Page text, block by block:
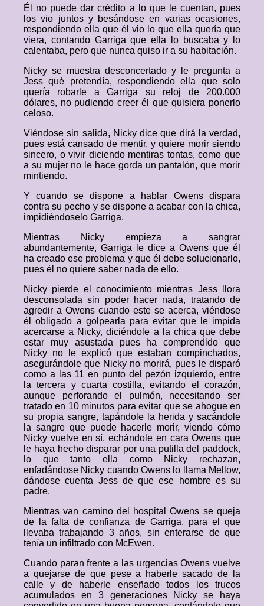
Él no puede dar crédito a lo que le cuentan, pues
los vio juntos y besándose en varias ocasiones,
respondiendo ella que él vio lo que ella quería que
viera, contando Garriga que ella lo buscaba y lo
calentaba, pero que nunca quiso ir a su habitación.
Nicky se muestra desconcertado y le pregunta a
Jess qué pretendía, respondiendo ella que solo
quería robarle a Garriga su reloj de 200.000
dólares, no pudiendo creer él que quisiera ponerlo
celoso.
Viéndose sin salida, Nicky dice que dirá la verdad,
pues está cansado de mentir, y quiere morir siendo
sincero, o vivir diciendo mentiras tontas, como que
a su mujer no le hace gorda un pantalón, que morir
mintiendo.
Y cuando se dispone a hablar Owens dispara
contra su pecho y se dispone a acabar con la chica,
impidiéndoselo Garriga.
Mientras Nicky empieza a sangrar
abundantemente, Garriga le dice a Owens que él
ha creado ese problema y que él debe solucionarlo,
pues él no quiere saber nada de ello.
Nicky pierde el conocimiento mientras Jess llora
desconsolada sin poder hacer nada, tratando de
agredir a Owens cuando este se acerca, viéndose
él obligado a golpearla para evitar que le impida
acercarse a Nicky, diciéndole a la chica que debe
estar muy asustada pues ha comprendido que
Nicky no le explicó que estaban compinchados,
asegurándole que Nicky no morirá, pues le disparó
como a las 11 en punto del pezón izquierdo, entre
la tercera y cuarta costilla, evitando el corazón,
aunque perforando el pulmón, necesitando ser
tratado en 10 minutos para evitar que se ahogue en
su propia sangre, tapándole la herida y sacándole
la sangre que puede hacerle morir, viendo cómo
Nicky vuelve en sí, echándole en cara Owens que
le haya hecho disparar por una putilla del paddock,
lo que tanto ella como Nicky rechazan,
enfadándose Nicky cuando Owens lo llama Mellow,
dándose cuenta Jess de que ese hombre es su
padre.
Mientras van camino del hospital Owens se queja
de la falta de confianza de Garriga, para el que
llevaba trabajando 3 años, sin enterarse de que
tenía un infiltrado con McEwen.
Cuando paran frente a las urgencias Owens vuelve
a quejarse de que pese a haberle sacado de la
calle y de haberle enseñado todos los trucos
acumulados en 3 generaciones Nicky se haya